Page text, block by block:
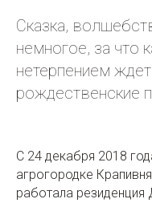
Сказка,
немногое, за что
нетерпением
рождественские
С 24 декабря 2018
агрогородке
работала